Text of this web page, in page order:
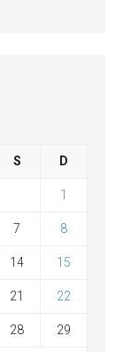
S D
1
7 8
14 15
21 22
28 29